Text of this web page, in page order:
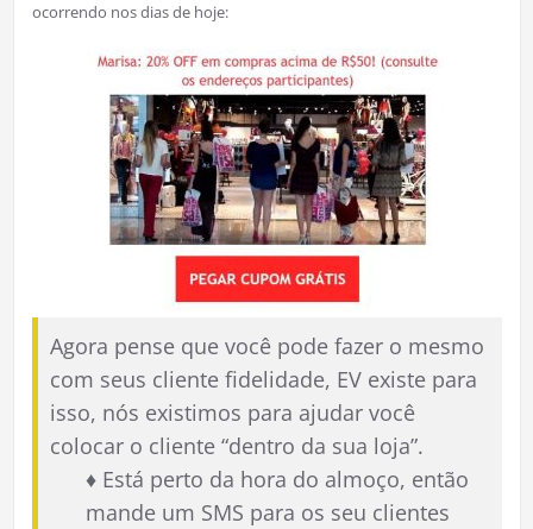
ocorrendo nos dias de hoje:
Agora pense que você pode fazer o mesmo
com seus cliente fidelidade, EV existe para
isso, nós existimos para ajudar você
colocar o cliente “dentro da sua loja”.
♦ Está perto da hora do almoço, então
mande um SMS para os seu clientes